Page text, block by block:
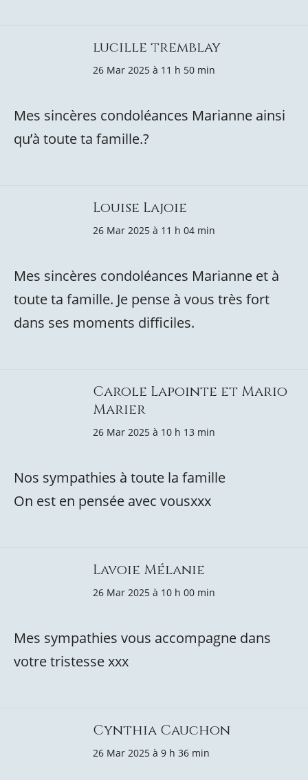
lucille tremblay
26 Mar 2025 à 11 h 50 min
Mes sincères condoléances Marianne ainsi
qu’à toute ta famille.?
Louise Lajoie
26 Mar 2025 à 11 h 04 min
Mes sincères condoléances Marianne et à
toute ta famille. Je pense à vous très fort
dans ses moments difficiles.
Carole Lapointe et Mario
Marier
26 Mar 2025 à 10 h 13 min
Nos sympathies à toute la famille
On est en pensée avec vousxxx
Lavoie Mélanie
26 Mar 2025 à 10 h 00 min
Mes sympathies vous accompagne dans
votre tristesse xxx
Cynthia Cauchon
26 Mar 2025 à 9 h 36 min